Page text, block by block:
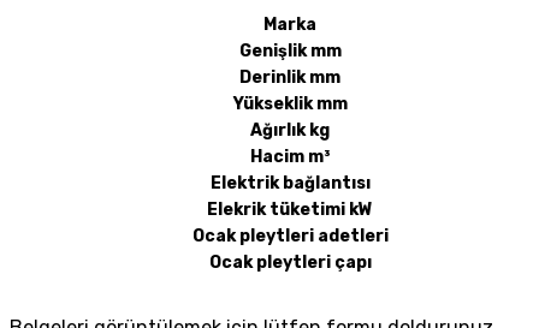
Marka
Genişlik mm
Derinlik mm
Yükseklik mm
Ağırlık kg
Hacim m³
Elektrik bağlantısı
Elekrik tüketimi kW
Ocak pleytleri adetleri
Ocak pleytleri çapı